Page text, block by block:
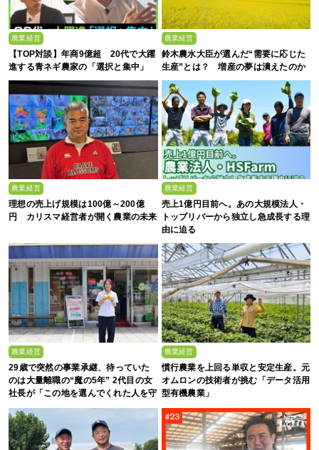
農業経営
【TOP対談】年商9億超 20代で大躍
進する青ネギ農家の「選択と集中」
農業経営
鈴木農水大臣が選んだ“需要に応じた
生産”とは？ 増産の夢は潰えたのか
農業経営
理想の売上げ規模は100億～200億
円 カリスマ経営者が開く農業の未来
農業経営
売上1億円目前へ。あの大規模法人・
トップリバーから独立し急成長する理
由に迫る
農業経営
29歳で突然の事業承継、待っていた
のは大量離職の“魔の5年” 2代目の女
社長が「この地を選んでくれた人を守
る」と誓った日
農業経営
慣行農業を上回る単収と安定生産。元
オムロンの技術者が挑む「データ活用
型有機農業」